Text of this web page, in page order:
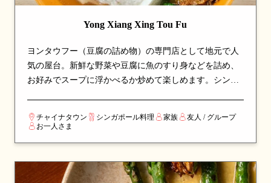
Yong Xiang Xing Tou Fu
ヨンタウフー（豆腐の詰め物）の専門店として地元で人
気の屋台。新鮮な野菜や豆腐に魚のすり身などを詰め、
お好みでスープに浮かべるか炒めて楽しめます。シンガ
す。
チャイナタウン シンガポール料理 家族
友人 / グループ
お一人さま